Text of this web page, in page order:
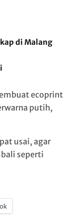
di Malang
ecoprint
putih,
usai, agar
seperti